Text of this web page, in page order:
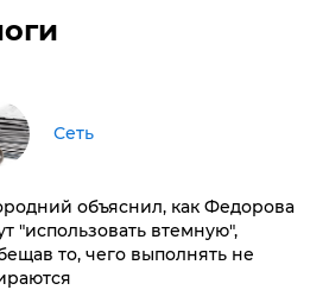
Сеть
объяснил, как Федорова
"использовать втемную",
то, чего выполнять не